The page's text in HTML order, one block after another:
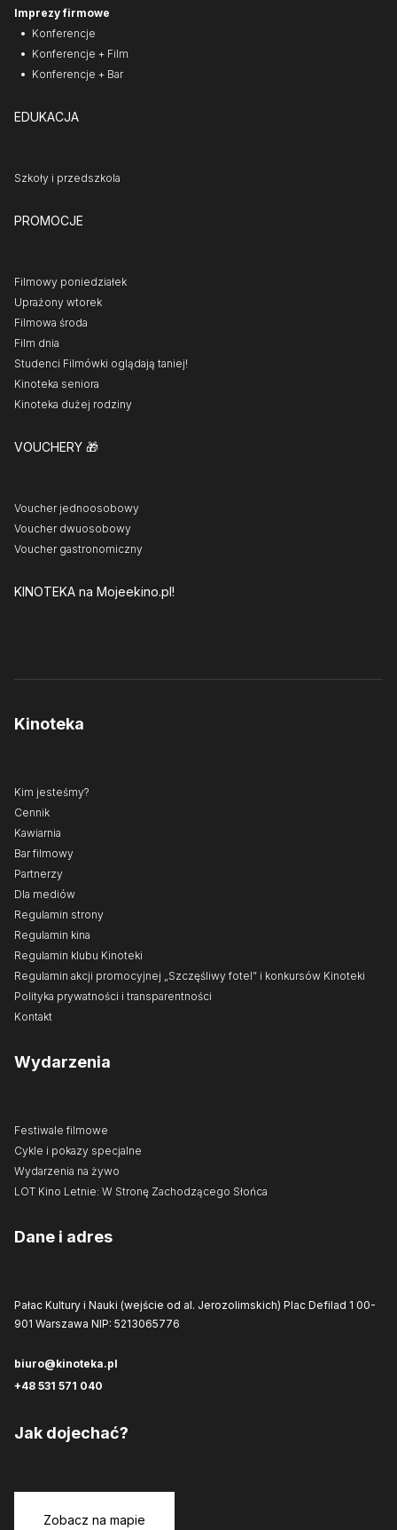
Imprezy firmowe
Konferencje
Konferencje + Film
Konferencje + Bar
EDUKACJA
Szkoły i przedszkola
PROMOCJE
Filmowy poniedziałek
Uprażony wtorek
Filmowa środa
Film dnia
Studenci Filmówki oglądają taniej!
Kinoteka seniora
Kinoteka dużej rodziny
VOUCHERY 🎁
Voucher jednoosobowy
Voucher dwuosobowy
Voucher gastronomiczny
KINOTEKA na Mojeekino.pl!
Kinoteka
Kim jesteśmy?
Cennik
Kawiarnia
Bar filmowy
Partnerzy
Dla mediów
Regulamin strony
Regulamin kina
Regulamin klubu Kinoteki
Regulamin akcji promocyjnej „Szczęśliwy fotel” i konkursów Kinoteki
Polityka prywatności i transparentności
Kontakt
Wydarzenia
Festiwale filmowe
Cykle i pokazy specjalne
Wydarzenia na żywo
LOT Kino Letnie: W Stronę Zachodzącego Słońca
Dane i adres
Pałac Kultury i Nauki (wejście od al. Jerozolimskich) Plac Defilad 1 00-
901 Warszawa NIP: 5213065776
biuro@kinoteka.pl
+48 531 571 040
Jak dojechać?
Zobacz na mapie